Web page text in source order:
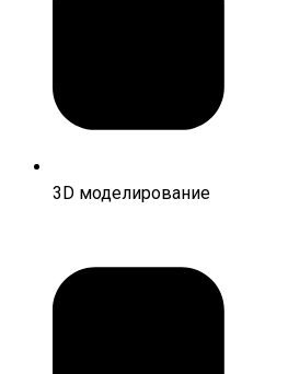
3D моделирование